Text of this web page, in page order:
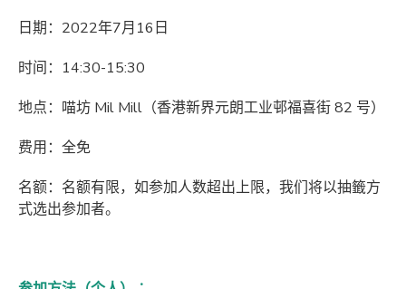
日期：2022年7月16日
时间：14:30-15:30
地点：喵坊 Mil Mill（香港新界元朗工业邨福喜街 82 号）
费用：全免
名额：名额有限，如参加人数超出上限，我们将以抽籤方
式选出参加者。